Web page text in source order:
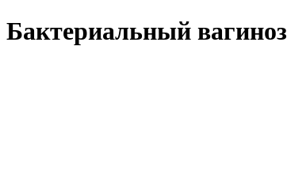
Бактериальный вагиноз